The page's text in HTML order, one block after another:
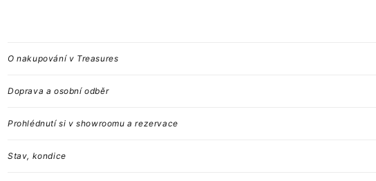
O nakupování v Treasures
Doprava a osobní odběr
Prohlédnutí si v showroomu a rezervace
Stav, kondice